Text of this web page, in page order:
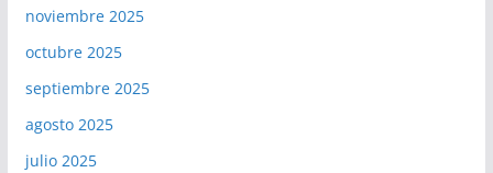
noviembre 2025
octubre 2025
septiembre 2025
agosto 2025
julio 2025